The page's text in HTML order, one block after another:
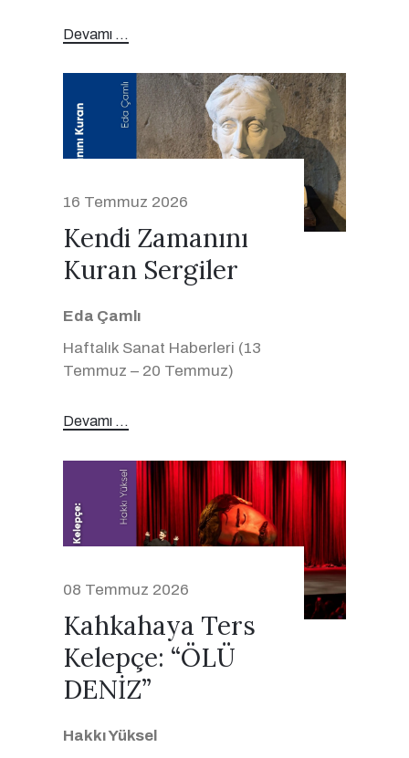
Devamı ...
16 Temmuz 2026
Kendi Zamanını
Kuran Sergiler
Eda Çamlı
Haftalık Sanat Haberleri (13
Temmuz – 20 Temmuz)
Devamı ...
08 Temmuz 2026
Kahkahaya Ters
Kelepçe: “ÖLÜ
DENİZ”
Hakkı Yüksel